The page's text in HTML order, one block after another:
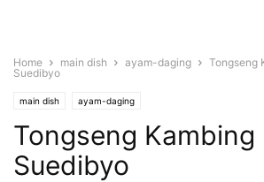
Home main dish ayam-daging
Tongseng
Suedibyo
main dish ayam-daging
Tongseng Kambing
Suedibyo